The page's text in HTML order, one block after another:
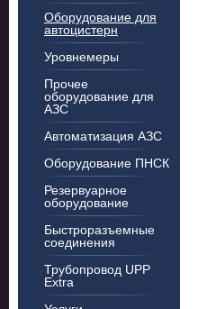
Оборудование для
автоцистерн
Уровнемеры
Прочее
оборудование для
АЗС
Автоматизация АЗС
Оборудование ПНСК
Резервуарное
оборудование
Быстроразъемные
соединения
Трубопровод UPP
Extra